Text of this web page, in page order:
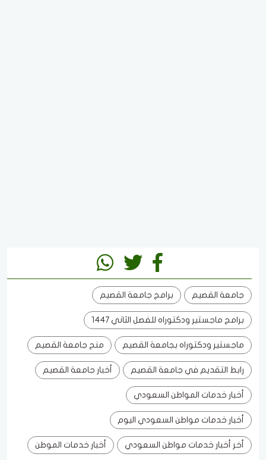
جامعة القصيم برامج جامعة القصيم
برامج ماجستير ودكتوراه للفصل الثاني 1447
ماجستير ودكتوراه بجامعة القصيم منح جامعة القصيم
رابط التقديم في جامعة القصيم أخبار جامعة القصيم
أخبار خدمات المواطن السعودي
أخبار خدمات مواطن السعودي اليوم
أخر أخبار خدمات مواطن السعودي أخبار خدمات الموطن